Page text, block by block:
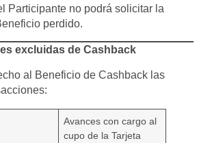
Participante no podrá solicitar la
perdido.
excluidas de Cashback
al Beneficio de Cashback las
Avances con cargo al
cupo de la Tarjeta